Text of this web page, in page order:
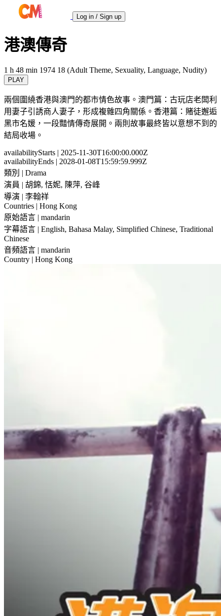
Log in / Sign up
港澳傳奇
1 h 48 min 1974 18 (Adult Theme, Sexuality, Language, Nudity)
PLAY
兩個圍繞香港與澳門的都市情色故事。澳門篇：古玩店老闆利
用妻子引誘商人妻子，形成複雜四角關係。香港篇：賭徒邂逅
黑市名媛，一段豔情傳奇展開。兩則故事最終皆以意想不到的
結局收場。
availabilityStarts | 2025-11-30T16:00:00.000Z
availabilityEnds | 2028-01-08T15:59:59.999Z
類別 | Drama
演員 | 胡錦, 恬妮, 陳萍, 谷峰
導演 | 李翰祥
Countries | Hong Kong
原始語言 | mandarin
字幕語言 | English, Bahasa Malay, Simplified Chinese, Traditional
Chinese
音頻語言 | mandarin
Country | Hong Kong